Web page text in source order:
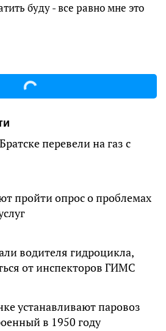
буду - все равно мне это
перевели на газ с
пройти опрос о проблемах
водителя гидроцикла,
от инспекторов ГИМС
устанавливают паровоз
в 1950 году